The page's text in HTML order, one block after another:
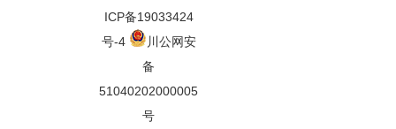
ICP备19033424
号-4
川公网安
备
51040202000005
号